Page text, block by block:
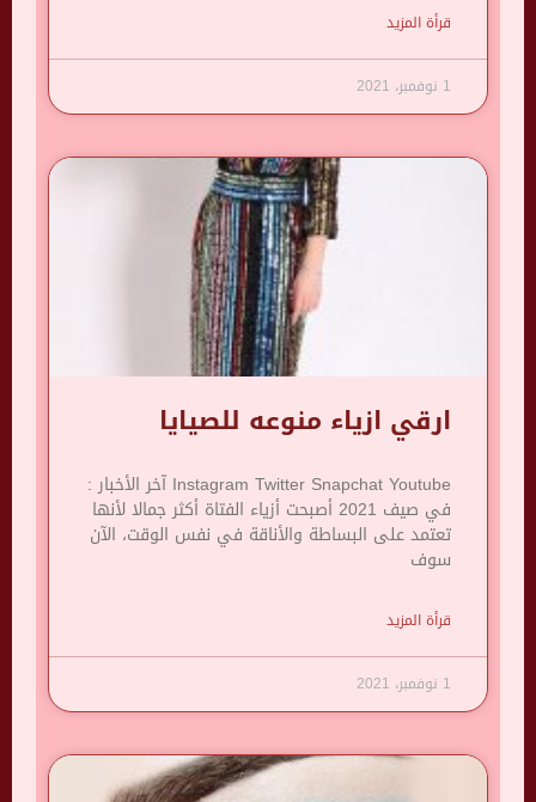
قرأة المزيد
1 نوفمبر، 2021
ارقي ازياء منوعه للصيايا
Instagram Twitter Snapchat Youtube آخر الأخبار :
في صيف 2021 أصبحت أزياء الفتاة أكثر جمالا لأنها
تعتمد على البساطة والأناقة في نفس الوقت، الآن
سوف
قرأة المزيد
1 نوفمبر، 2021